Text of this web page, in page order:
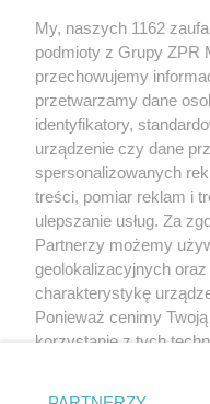
Żaden utwór zamieszczony w
rozpowszechniany lub dalej
tym także elektroniczny lub
eksploatacji w jakiejkolwiek
bez pisemnej zgody
wykorzystanie utworów w
bez właściwej zgody, jest
prawnie.
My, naszych 1162
podmioty z Grupy ZPR
przechowujemy
przetwarzamy dane
identyfikatory,
urządzenie czy dane
spersonalizowanych
treści, pomiar reklam i
ulepszanie usług. Za
Partnerzy możemy
geolokalizacyjnych
charakterystykę
Ponieważ cenimy
korzystanie z tych
zmienić/wycofać